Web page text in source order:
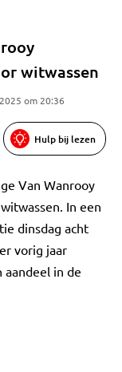
witwassen
om 20:36
Hulp bij lezen
Van Wanrooy
In een
dinsdag acht
vorig jaar
in de